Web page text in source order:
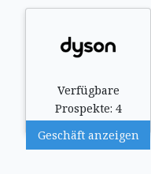
Verfügbare
Prospekte: 4
Geschäft anzeigen